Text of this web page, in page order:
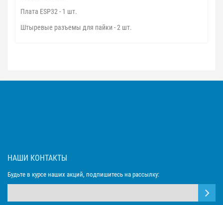
Плата ESP32 - 1 шт.
Штыревые разъемы для пайки - 2 шт.
НАШИ КОНТАКТЫ
Будьте в курсе наших акций, подпишитесь на рассылку: